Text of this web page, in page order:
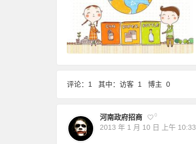
评论：1 其中：访客 1 博主 0
河南政府招商 0
2013 年 1 月 10 日 上午 10:33